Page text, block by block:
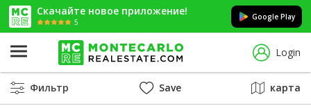
Скачайте новое приложение!
5
Google Play
Login
Фильтр Save карта